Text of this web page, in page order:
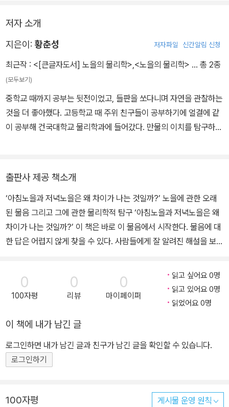
저자 소개
지은이: 황춘성 저자파일 신간알림 신청
최근작 : <[큰글자도서] 노을의 물리학>,<노을의 물리학> … 총 2종
(모두보기)
중학교 때까지 공부는 뒷전이었고, 들판을 쏘다니며 자연을 관찰하는
것을 더 좋아했다. 고등학교 때 주위 친구들이 공부하기에 얼결에 같
이 공부해 건국대학교 물리학과에 들어갔다. 만물의 이치를 탐구하는
하게 쓰고 있다. 자연을 관찰하고 사진 찍는 일에 관심이 많으며, 관련
사진 전시회도 여러 차례 했다. 특히 거미 사진을 찍는 것을 좋아한다.
〈프레시안〉에서 운영하던 서비스 키워드가이드에서 ‘세상의 오류
들’이라는 제목으로 여러 기사를 썼다. 과학, 사진, 리뷰 등을 중점적
으로 다루는 블로그 ‘황금벌레연구소’를 운영하고 있다.
출판사 제공 책소개
‘아침노을과 저녁노을은 왜 차이가 나는 것일까?’ 노을에 관한 오래
된 물음 그리고 그에 관한 물리학적 탐구 ‘아침노을과 저녁노을은 왜
차이가 나는 것일까?’ 이 책은 바로 이 물음에서 시작한다. 물음에 대
한 답은 어렵지 않게 찾을 수 있다. 사람들에게 잘 알려진 해설을 보
서 먼지가 적어진다. 그뿐만 아니라 기온이 낮아지고 습도는 높아져
공기 중의 수증기가 먼지와 엉켜 땅으로 더 빨리 내려오기 때문에 아
침노을이 더 밝고 선명하다. 다른 설명은 이렇다. 아침이 되면서 우리
더 밝게 보인다. 익히 알려진 이런 설명을 모두 받아들이기엔 뭔가 미
심쩍고 개운치 않다. 만약 그게 다라면 바다 한가운데에 있어서 먼지
가 일 수 없는 섬에서도 노을이 차이가 나는 이유는 뭘까? 오전에 날
카롭던 햇빛이 오후에 부드럽게 바뀌는 현상은 어떻게 설명할까? 카
왜 차이가 날까? 오래전부터 노을에 대해 품었던 물음은 다른 관심에
0
100자평
0
리뷰
0
마이페이퍼
읽고 싶어요 0명
읽고 있어요 0명
읽었어요 0명
이 책에 내가 남긴 글
로그인하면 내가 남긴 글과 친구가 남긴 글을 확인할 수 있습니다.
로그인하기
100자평 게시물 운영 원칙